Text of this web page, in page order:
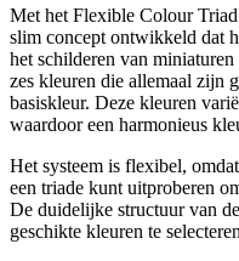
Met het Flexible Colour
slim concept ontwikkeld dat
het schilderen van
zes kleuren die allemaal zijn
basiskleur. Deze kleuren
waardoor een harmonieus
Het systeem is flexibel,
een triade kunt uitproberen
De duidelijke structuur van
geschikte kleuren te